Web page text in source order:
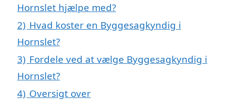
Hornslet hjælpe med?
2) Hvad koster en Byggesagkyndig i
Hornslet?
3) Fordele ved at vælge Byggesagkyndig i
Hornslet?
4) Oversigt over